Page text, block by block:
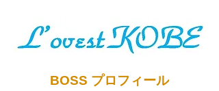
BOSS プロフィール